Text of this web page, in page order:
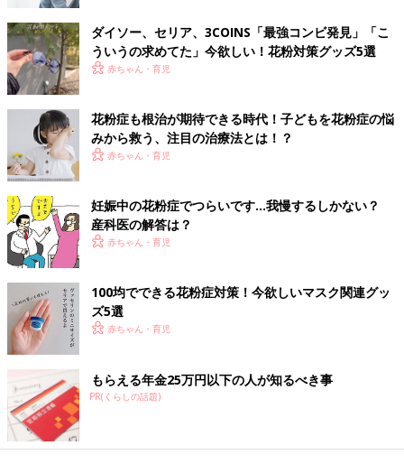
ダイソー、セリア、3COINS「最強コンビ発見」「こ
ういうの求めてた」今欲しい！花粉対策グッズ5選
赤ちゃん・育児
花粉症も根治が期待できる時代！子どもを花粉症の悩
みから救う、注目の治療法とは！？
赤ちゃん・育児
妊娠中の花粉症でつらいです…我慢するしかない？
産科医の解答は？
赤ちゃん・育児
100均でできる花粉症対策！今欲しいマスク関連グッ
ズ5選
赤ちゃん・育児
もらえる年金25万円以下の人が知るべき事
PR(くらしの話題)